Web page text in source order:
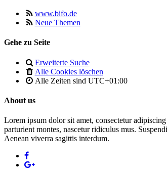
www.bifo.de
Neue Themen
Gehe zu Seite
Erweiterte Suche
Alle Cookies löschen
Alle Zeiten sind UTC+01:00
About us
Lorem ipsum dolor sit amet, consectetur
parturient montes, nascetur ridiculus mus.
Aenean viverra sagittis interdum.